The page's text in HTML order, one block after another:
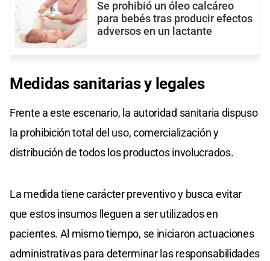
Se prohibió un óleo calcáreo
para bebés tras producir efectos
adversos en un lactante
Medidas sanitarias y legales
Frente a este escenario, la autoridad sanitaria dispuso
la prohibición total del uso, comercialización y
distribución de todos los productos involucrados.
La medida tiene carácter preventivo y busca evitar
que estos insumos lleguen a ser utilizados en
pacientes. Al mismo tiempo, se iniciaron actuaciones
administrativas para determinar las responsabilidades